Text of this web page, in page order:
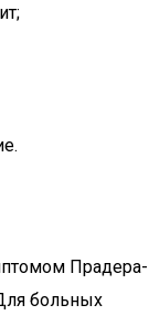
Прадера-
больных